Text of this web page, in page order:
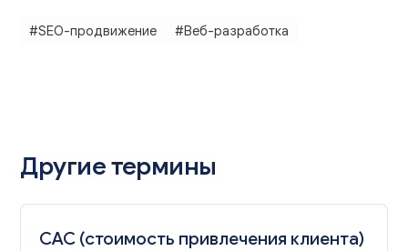
#SEO-продвижение #Веб-разработка
Другие термины
CAC (стоимость привлечения клиента)